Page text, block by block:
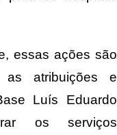
essas ações são
as atribuições e
Luís Eduardo
os serviços